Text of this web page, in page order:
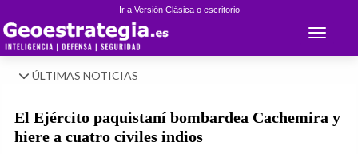
Ir a Versión Clásica o escritorio
Toggle
ÚLTIMAS NOTICIAS
El Ejército paquistaní bombardea Cachemira y
hiere a cuatro civiles indios